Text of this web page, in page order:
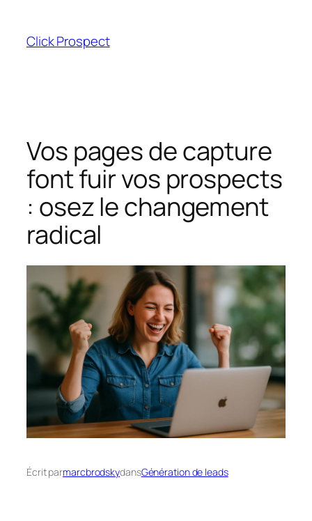
contenu
Click Prospect
Vos pages de capture
font fuir vos prospects
: osez le changement
radical
Écrit parmarcbrodskydansGénération de leads